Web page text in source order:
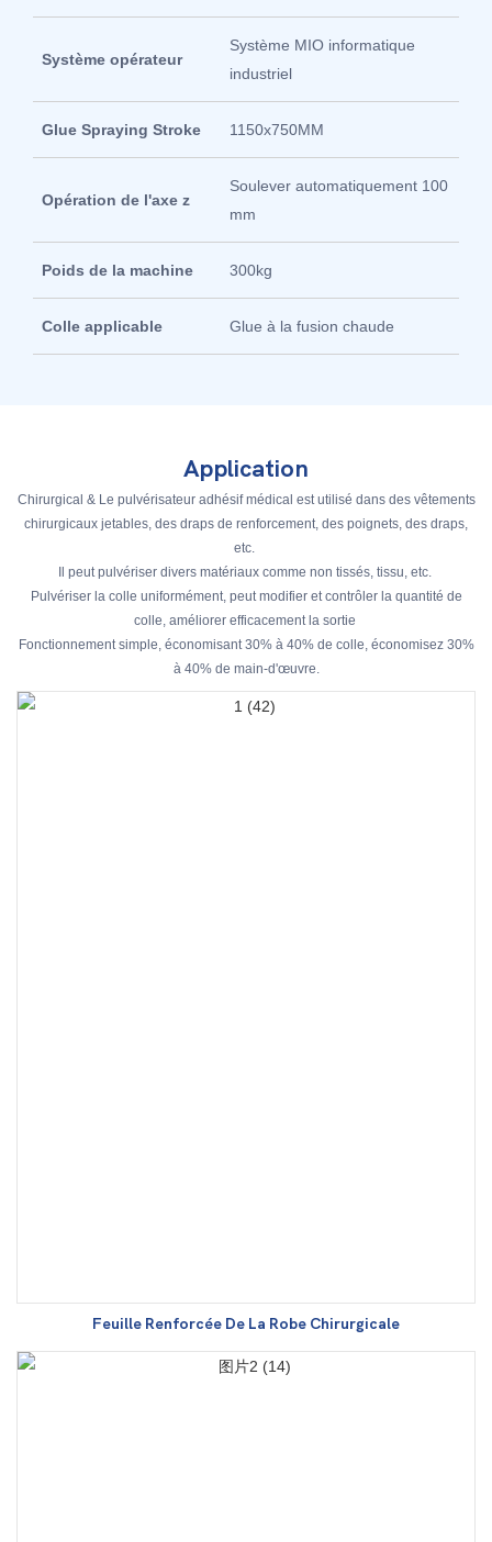
Système opérateur
Système MIO informatique
industriel
Glue Spraying Stroke 1150x750MM
Opération de l'axe z
Soulever automatiquement 100
mm
Poids de la machine 300kg
Colle applicable Glue à la fusion chaude
Application
Chirurgical & Le pulvérisateur adhésif médical est utilisé dans des vêtements
chirurgicaux jetables, des draps de renforcement, des poignets, des draps,
etc.
Il peut pulvériser divers matériaux comme non tissés, tissu, etc.
Pulvériser la colle uniformément, peut modifier et contrôler la quantité de
colle, améliorer efficacement la sortie
Fonctionnement simple, économisant 30% à 40% de colle, économisez 30%
à 40% de main-d'œuvre.
Feuille Renforcée De La Robe Chirurgicale